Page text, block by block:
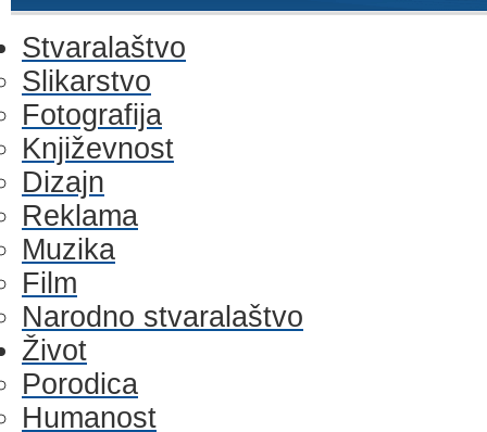
Stvaralaštvo
Slikarstvo
Fotografija
Književnost
Dizajn
Reklama
Muzika
Film
Narodno stvaralaštvo
Život
Porodica
Humanost